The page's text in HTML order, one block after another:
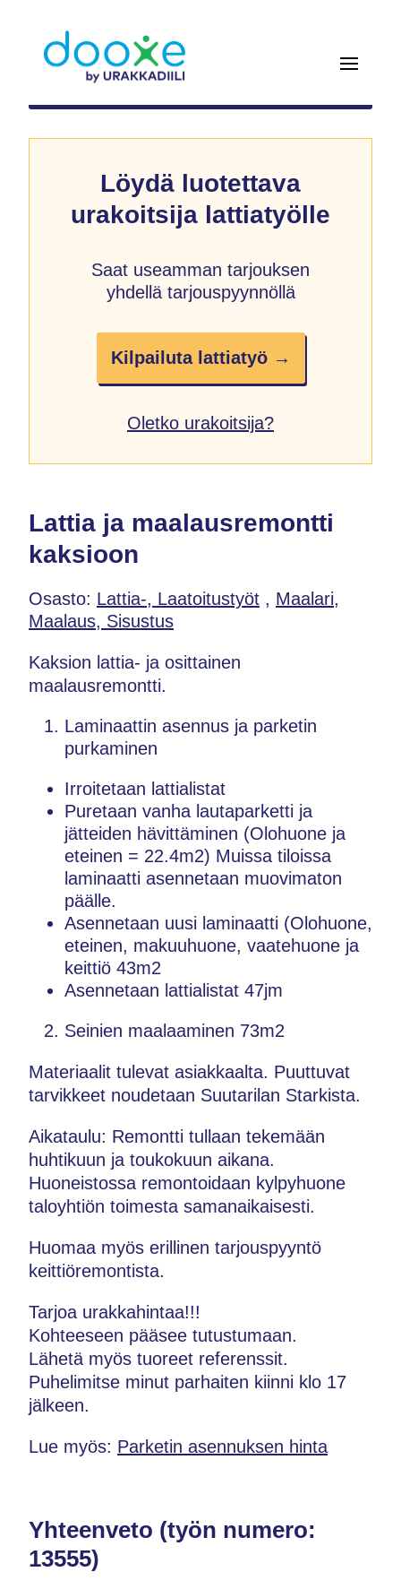
Löydä luotettava
urakoitsija lattiatyölle
Saat useamman tarjouksen
yhdellä tarjouspyynnöllä
Kilpailuta lattiatyö →
Oletko urakoitsija?
Lattia ja maalausremontti
kaksioon
Osasto: Lattia-, Laatoitustyöt , Maalari,
Maalaus, Sisustus
Kaksion lattia- ja osittainen
maalausremontti.
Laminaattin asennus ja parketin
purkaminen
Irroitetaan lattialistat
Puretaan vanha lautaparketti ja
jätteiden hävittäminen (Olohuone ja
eteinen = 22.4m2) Muissa tiloissa
laminaatti asennetaan muovimaton
päälle.
Asennetaan uusi laminaatti (Olohuone,
eteinen, makuuhuone, vaatehuone ja
keittiö 43m2
Asennetaan lattialistat 47jm
Seinien maalaaminen 73m2
Materiaalit tulevat asiakkaalta. Puuttuvat
tarvikkeet noudetaan Suutarilan Starkista.
Aikataulu: Remontti tullaan tekemään
huhtikuun ja toukokuun aikana.
Huoneistossa remontoidaan kylpyhuone
taloyhtiön toimesta samanaikaisesti.
Huomaa myös erillinen tarjouspyyntö
keittiöremontista.
Tarjoa urakkahintaa!!!
Kohteeseen pääsee tutustumaan.
Lähetä myös tuoreet referenssit.
Puhelimitse minut parhaiten kiinni klo 17
jälkeen.
Lue myös: Parketin asennuksen hinta
Yhteenveto (työn numero:
13555)